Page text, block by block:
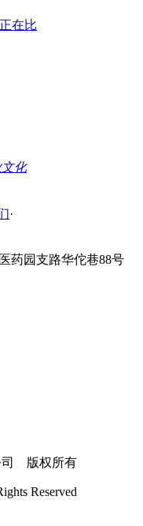
在比
化
·
药园支路华佗巷88号
司 版权所有
Reserved